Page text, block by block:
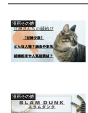
漫画その他
漫画その他